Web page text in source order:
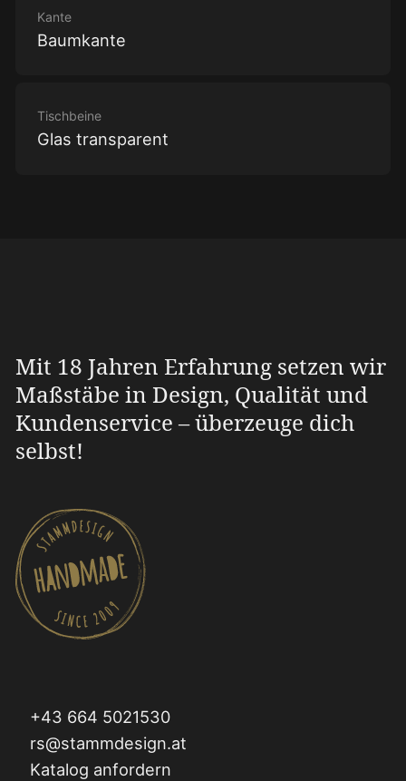
Kante
Baumkante
Tischbeine
Glas transparent
Mit 18 Jahren Erfahrung setzen wir
Maßstäbe in Design, Qualität und
Kundenservice – überzeuge dich
selbst!
+43 664 5021530
rs@stammdesign.at
Katalog anfordern